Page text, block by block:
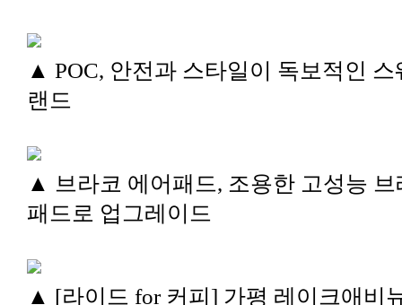
▲ POC, 안전과 스타일이 독보적인 스
랜드
▲ 브라코 에어패드, 조용한 고성능 브
패드로 업그레이드
▲ [라이드 for 커피] 가평 레이크애비